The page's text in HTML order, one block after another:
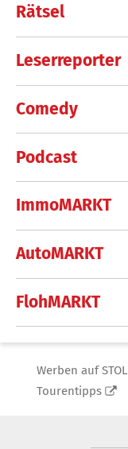
Rätsel
Leserreporter
Comedy
Podcast
ImmoMARKT
AutoMARKT
FlohMARKT
Werben auf STOL
Tourentipps